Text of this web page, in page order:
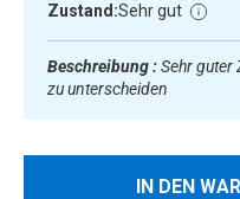
Zustand:Sehr gut
Beschreibung :Sehr guter
zu unterscheiden
IN DEN